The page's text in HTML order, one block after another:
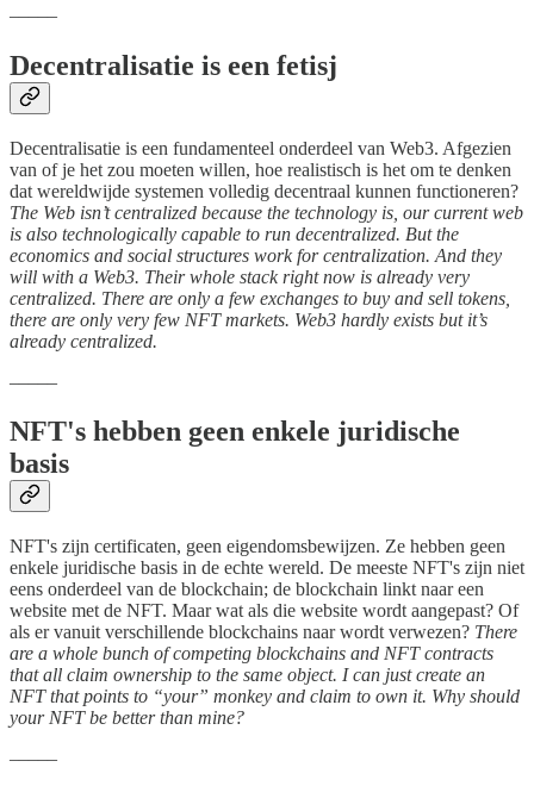
–––––
Decentralisatie is een fetisj
Decentralisatie is een fundamenteel onderdeel van Web3. Afgezien
van of je het zou moeten willen, hoe realistisch is het om te denken
dat wereldwijde systemen volledig decentraal kunnen functioneren?
The Web isn’t centralized because the technology is, our current web
is also technologically capable to run decentralized. But the
economics and social structures work for centralization. And they
will with a Web3. Their whole stack right now is already very
centralized. There are only a few exchanges to buy and sell tokens,
there are only very few NFT markets. Web3 hardly exists but it’s
already centralized.
–––––
NFT's hebben geen enkele juridische
basis
NFT's zijn certificaten, geen eigendomsbewijzen. Ze hebben geen
enkele juridische basis in de echte wereld. De meeste NFT's zijn niet
eens onderdeel van de blockchain; de blockchain linkt naar een
website met de NFT. Maar wat als die website wordt aangepast? Of
als er vanuit verschillende blockchains naar wordt verwezen? There
are a whole bunch of competing blockchains and NFT contracts
that all claim ownership to the same object. I can just create an
NFT that points to “your” monkey and claim to own it. Why should
your NFT be better than mine?
–––––